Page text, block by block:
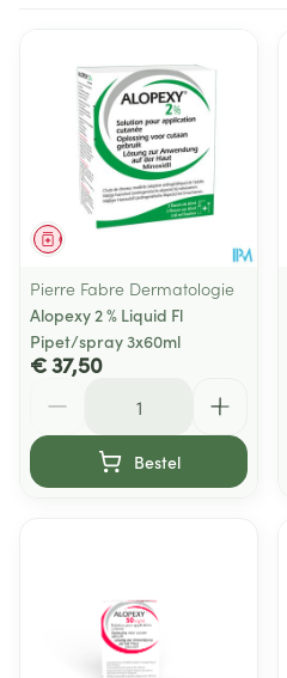
Geneesmiddel
Pierre Fabre Dermatologie
Alopexy 2 % Liquid Fl
Pipet/spray 3x60ml
€ 37,50
Bestel